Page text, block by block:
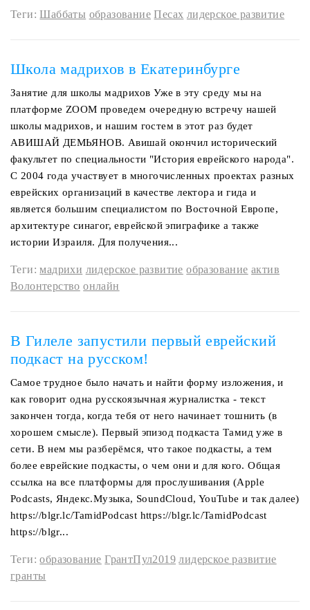
Теги:Шаббаты образование Песах лидерское развитие
Школа мадрихов в Екатеринбурге
Занятие для школы мадрихов Уже в эту среду мы на
платформе ZOOM проведем очередную встречу нашей
школы мадрихов, и нашим гостем в этот раз будет
АВИШАЙ ДЕМЬЯНОВ. Авишай окончил исторический
факультет по специальности "История еврейского народа".
С 2004 года участвует в многочисленных проектах разных
еврейских организаций в качестве лектора и гида и
является большим специалистом по Восточной Европе,
архитектуре синагог, еврейской эпиграфике а также
истории Израиля. Для получения...
Теги:мадрихи лидерское развитие образование актив
Волонтерство онлайн
В Гилеле запустили первый еврейский
подкаст на русском!
Самое трудное было начать и найти форму изложения, и
как говорит одна русскоязычная журналистка - текст
закончен тогда, когда тебя от него начинает тошнить (в
хорошем смысле). Первый эпизод подкаста Тамид уже в
сети. В нем мы разберёмся, что такое подкасты, а тем
более еврейские подкасты, о чем они и для кого. Общая
ссылка на все платформы для прослушивания (Apple
Podcasts, Яндекс.Музыка, SoundCloud, YouTube и так далее)
https://blgr.lc/TamidPodcast https://blgr.lc/TamidPodcast
https://blgr...
Теги:образование ГрантПул2019 лидерское развитие
гранты